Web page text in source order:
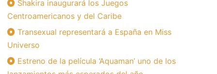
Shakira inaugurará los Juegos
Centroamericanos y del Caribe
Transexual representará a España en Miss
Universo
Estreno de la película ‘Aquaman’ uno de los